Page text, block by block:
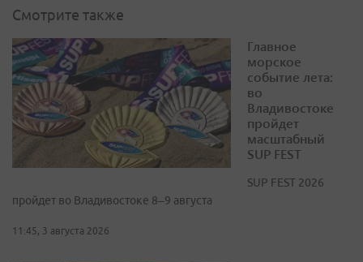
Смотрите также
Главное
морское
событие лета:
во
Владивостоке
пройдет
масштабный
SUP FEST
SUP FEST 2026
пройдет во Владивостоке 8–9 августа
11:45, 3 августа 2026